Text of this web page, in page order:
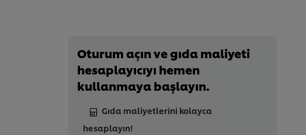
Oturum açın ve gıda maliyeti
hesaplayıcıyı hemen
kullanmaya başlayın.
Gıda maliyetlerini kolayca
hesaplayın!